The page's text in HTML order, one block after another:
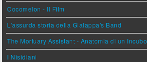
Cocomelon - Il Film
L'assurda storia della Gialappa's Band
The Mortuary Assistant - Anatomia di un Incubo
I Nisidiani